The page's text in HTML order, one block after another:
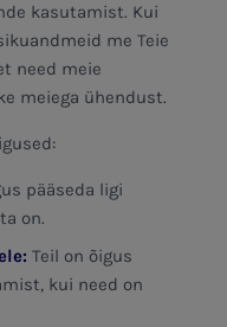
kasutamist. Kui
me Teie
need meie
meiega ühendust.
pääseda ligi
on.
Teil on õigus
kui need on